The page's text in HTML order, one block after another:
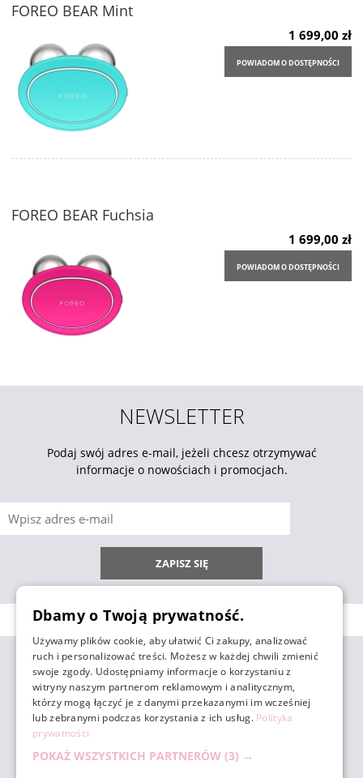
FOREO BEAR Mint
1 699,00 zł
POWIADOM O DOSTĘPNOŚCI
FOREO BEAR Fuchsia
1 699,00 zł
POWIADOM O DOSTĘPNOŚCI
NEWSLETTER
Podaj swój adres e-mail, jeżeli chcesz otrzymywać
informacje o nowościach i promocjach.
ZAPISZ SIĘ
ZAKUPY
POMOC
MOJE KONTO
Dbamy o Twoją prywatność.
Używamy plików cookie, aby ułatwić Ci zakupy, analizować
ruch i personalizować treści. Możesz w każdej chwili zmienić
swoje zgody. Udostępniamy informacje o korzystaniu z
witryny naszym partnerom reklamowym i analitycznym,
którzy mogą łączyć je z danymi przekazanymi im wcześniej
lub zebranymi podczas korzystania z ich usług. Polityka
prywatności
POKAŻ WSZYSTKICH PARTNERÓW (3) →